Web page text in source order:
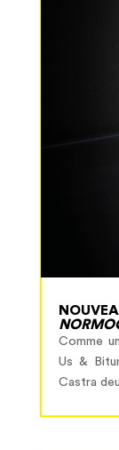
Comme
Us &
Castra